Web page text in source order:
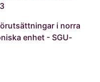
i norra
enhet - SGU-